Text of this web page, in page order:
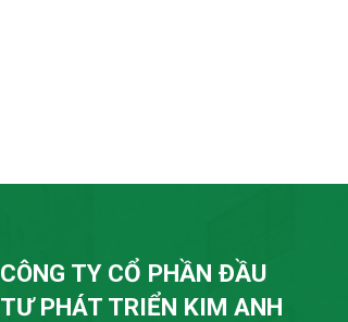
CÔNG TY CỔ PHẦN ĐẦU
TƯ PHÁT TRIỂN KIM ANH